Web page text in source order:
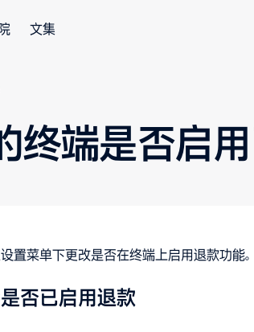
文集
终端是否启用
置菜单下更改是否在终端上启用退款功能。
否已启用退款